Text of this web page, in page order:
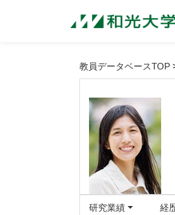
教員データベースTOP
研究業績 経